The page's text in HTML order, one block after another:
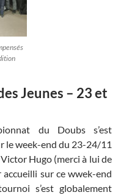
Jeunes – 23 et
du Doubs s’est
le week-end du 23-24/11
Hugo (merci à lui de
accueilli sur ce wwek-end
s’est globalement